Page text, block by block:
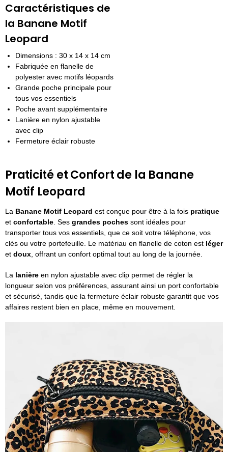
Caractéristiques de
la Banane Motif
Leopard
Dimensions : 30 x 14 x 14 cm
Fabriquée en flanelle de
polyester avec motifs léopards
Grande poche principale pour
tous vos essentiels
Poche avant supplémentaire
Lanière en nylon ajustable
avec clip
Fermeture éclair robuste
Praticité et Confort de la Banane
Motif Leopard
La Banane Motif Leopard est conçue pour être à la fois pratique
et confortable. Ses grandes poches sont idéales pour
transporter tous vos essentiels, que ce soit votre téléphone, vos
clés ou votre portefeuille. Le matériau en flanelle de coton est léger
et doux, offrant un confort optimal tout au long de la journée.
La lanière en nylon ajustable avec clip permet de régler la
longueur selon vos préférences, assurant ainsi un port confortable
et sécurisé, tandis que la fermeture éclair robuste garantit que vos
affaires restent bien en place, même en mouvement.